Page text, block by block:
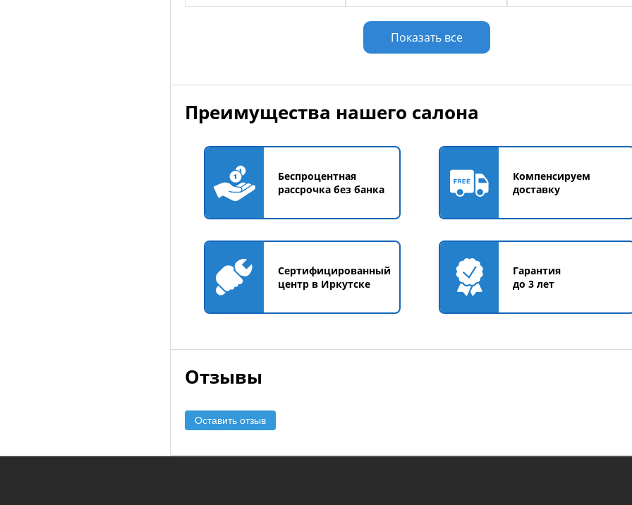
Добавить в корзину
Показать все
Преимущества нашего салона
Беспроцентная
рассрочка без банка
Компенсируем
доставку
Сертифицированный
центр в Иркутске
Гарантия
до 3 лет
Отзывы
Оставить отзыв